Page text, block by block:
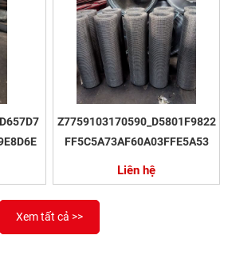
Z7759103170590_D5801F9822
FF5C5A73AF60A03FFE5A53
Liên hệ
Xem tất cả >>